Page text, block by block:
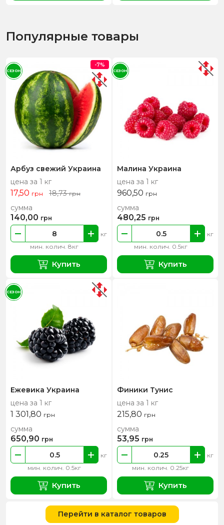
Популярные товары
Арбуз свежий Украина
цена за 1 кг
17,50 грн 18,73грн
мин. колич. 8кг
кг
сумма
140,00 грн
Купить
-7%
СЕЗОН
Малина Украина
цена за 1 кг
960,50 грн
мин. колич. 0.5кг
кг
сумма
480,25 грн
Купить
СЕЗОН
Ежевика Украина
цена за 1 кг
1 301,80 грн
мин. колич. 0.5кг
кг
сумма
650,90 грн
Купить
СЕЗОН
Финики Тунис
цена за 1 кг
215,80 грн
мин. колич. 0.25кг
кг
сумма
53,95 грн
Купить
Перейти в каталог товаров